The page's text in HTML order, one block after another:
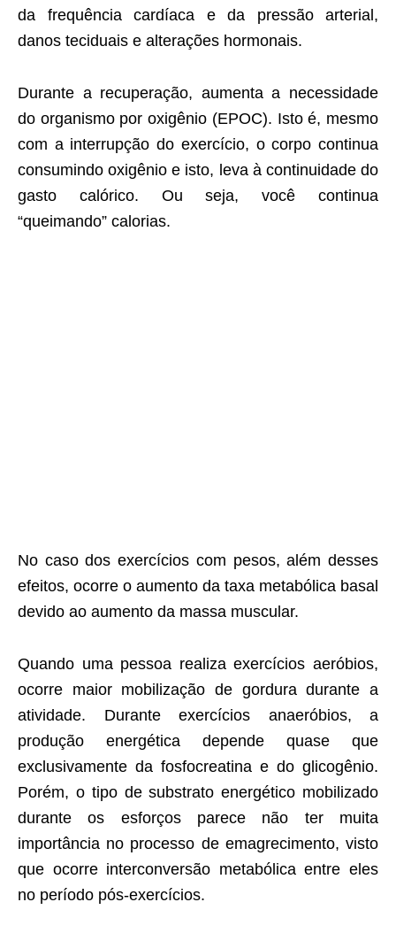
da frequência cardíaca e da pressão arterial,
danos teciduais e alterações hormonais.
Durante a recuperação, aumenta a necessidade
do organismo por oxigênio (EPOC). Isto é, mesmo
com a interrupção do exercício, o corpo continua
consumindo oxigênio e isto, leva à continuidade do
gasto calórico. Ou seja, você continua
“queimando” calorias.
No caso dos exercícios com pesos, além desses
efeitos, ocorre o aumento da taxa metabólica basal
devido ao aumento da massa muscular.
Quando uma pessoa realiza exercícios aeróbios,
ocorre maior mobilização de gordura durante a
atividade. Durante exercícios anaeróbios, a
produção energética depende quase que
exclusivamente da fosfocreatina e do glicogênio.
Porém, o tipo de substrato energético mobilizado
durante os esforços parece não ter muita
importância no processo de emagrecimento, visto
que ocorre interconversão metabólica entre eles
no período pós-exercícios.